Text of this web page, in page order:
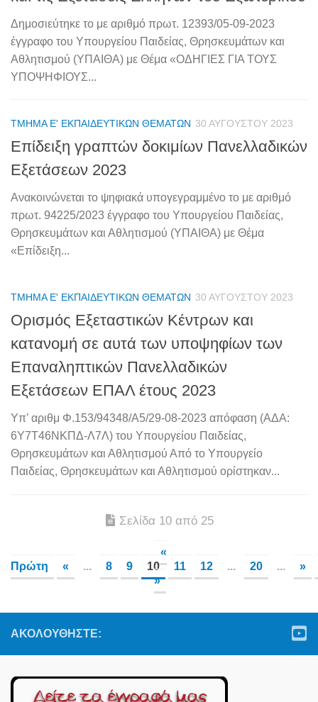
Δημοσιεύτηκε το με αριθμό πρωτ. 12393/05-09-2023
έγγραφο του Υπουργείου Παιδείας, Θρησκευμάτων και
Αθλητισμού (ΥΠΑΙΘΑ) με Θέμα «ΟΔΗΓΙΕΣ ΓΙΑ ΤΟΥΣ
ΥΠΟΨΗΦΙΟΥΣ...
ΤΜΉΜΑ Ε' ΕΚΠΑΙΔΕΥΤΙΚΏΝ ΘΕΜΆΤΩΝ 30 ΑΥΓΟΎΣΤΟΥ 2023
Επίδειξη γραπτών δοκιμίων Πανελλαδικών
Εξετάσεων 2023
Ανακοινώνεται το ψηφιακά υπογεγραμμένο το με αριθμό
πρωτ. 94225/2023 έγγραφο του Υπουργείου Παιδείας,
Θρησκευμάτων και Αθλητισμού (ΥΠΑΙΘΑ) με Θέμα
«Επίδειξη...
ΤΜΉΜΑ Ε' ΕΚΠΑΙΔΕΥΤΙΚΏΝ ΘΕΜΆΤΩΝ 30 ΑΥΓΟΎΣΤΟΥ 2023
Ορισμός Εξεταστικών Κέντρων και
κατανομή σε αυτά των υποψηφίων των
Επαναληπτικών Πανελλαδικών
Εξετάσεων ΕΠΑΛ έτους 2023
Υπ’ αριθμ Φ.153/94348/Α5/29-08-2023 απόφαση (ΑΔΑ:
6Υ7Τ46ΝΚΠΔ-Λ7Λ) του Υπουργείου Παιδείας,
Θρησκευμάτων και Αθλητισμού Από το Υπουργείο
Παιδείας, Θρησκευμάτων και Αθλητισμού ορίστηκαν...
Σελίδα 10 από 25
«
Πρώτη
« ... 8 9 10 11 12 ... 20 ...
»
»
ΑΚΟΛΟΥΘΉΣΤΕ: